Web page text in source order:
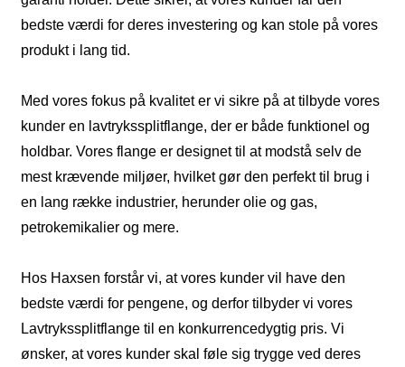
bedste værdi for deres investering og kan stole på vores
produkt i lang tid.
Med vores fokus på kvalitet er vi sikre på at tilbyde vores
kunder en lavtrykssplitflange, der er både funktionel og
holdbar. Vores flange er designet til at modstå selv de
mest krævende miljøer, hvilket gør den perfekt til brug i
en lang række industrier, herunder olie og gas,
petrokemikalier og mere.
Hos Haxsen forstår vi, at vores kunder vil have den
bedste værdi for pengene, og derfor tilbyder vi vores
Lavtrykssplitflange til en konkurrencedygtig pris. Vi
ønsker, at vores kunder skal føle sig trygge ved deres